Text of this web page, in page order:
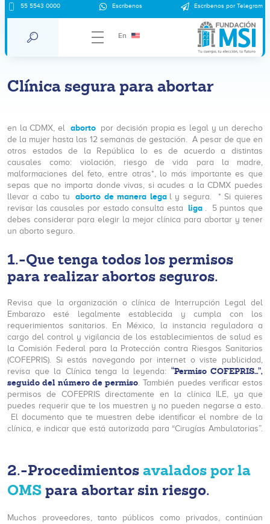
55 5543 0000 Escríbenos Escríbenos por Telegram
En
Clínica segura para abortar
en la CDMX, el aborto
por decisión propia es legal y un derecho
de la mujer hasta las 12 semanas de gestación. A pesar de que en
otros estados de la República lo es de acuerdo a distintas
causales como: violación, riesgo de vida para la madre,
malformaciones del feto, entre otras*, lo más importante es que
sepas que no importa donde vivas, si acudes a la CDMX puedes
llevar a cabo tu
aborto de manera lega l y segura. * Si quieres
revisar las causales por estado consulta esta
liga .
5 puntos que
debes considerar para elegir la mejor clínica para abortar y tener
un aborto seguro.
1.-Que tenga todos los permisos
para realizar abortos seguros.
Revisa que la organización o clínica de Interrupción Legal del
Embarazo esté legalmente establecida y cumpla con los
requerimientos sanitarios. En México, la instancia reguladora a
cargo del control y vigilancia de los establecimientos de salud es
la Comisión Federal para la Protección contra Riesgos Sanitarios
(COFEPRIS). Si estás navegando por internet o viste publicidad,
revisa que la Clínica tenga la leyenda: “Permiso COFEPRIS…”,
seguido del número de permiso. También puedes verificar estos
permisos de COFEPRIS directamente en la clínica ILE, ya que
puedes requerir que te los muestren y no pueden negarse a esto.
El documento que te muestren debe identificar el nombre de la
clínica, e indicar que está autorizada para “Cirugías Ambulatorias”.
2.-Procedimientosavalados por la
OMSpara abortar sin riesgo.
Muchos proveedores, tanto públicos como privados, continúan